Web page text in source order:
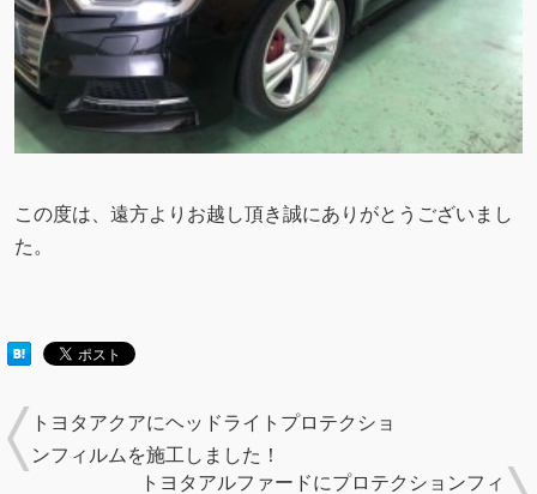
この度は、遠方よりお越し頂き誠にありがとうございまし
た。
トヨタアクアにヘッドライトプロテクショ
ンフィルムを施工しました！
トヨタアルファードにプロテクションフィ